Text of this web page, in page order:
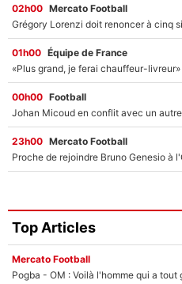
02h00 Mercato Football
01h00 Équipe de France
00h00 Football
23h00 Mercato Football
Top Articles
Mercato Football
Pogba - OM : Voilà l'homme qui a tout